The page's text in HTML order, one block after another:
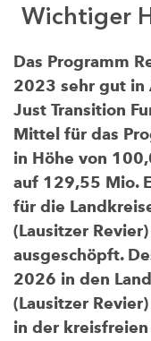
Wichtiger
Das Programm
2023 sehr gut in
Just Transition
Mittel für das
in Höhe von
auf 129,55 Mio.
für die
(Lausitzer
ausgeschöpft.
2026 in den
(Lausitzer
in der